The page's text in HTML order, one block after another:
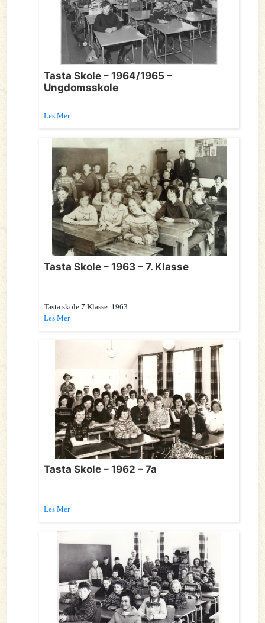
Tasta Skole – 1964/1965 –
Ungdomsskole
Les Mer
Tasta Skole – 1963 – 7. Klasse
Tasta skole 7 Klasse 1963 ...
Les Mer
Tasta Skole – 1962 – 7a
Les Mer